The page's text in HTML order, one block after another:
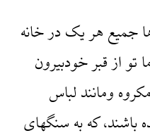
جمیع هر یک در خانه
تو از قبر خودبیرون
ومانند لباس
که به سنگهای